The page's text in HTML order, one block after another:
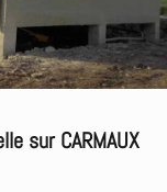
sur CARMAUX